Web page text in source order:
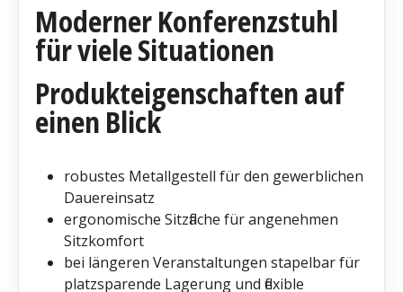
Moderner Konferenzstuhl
für viele Situationen
Produkteigenschaften auf
einen Blick
robustes Metallgestell für den gewerblichen
Dauereinsatz
ergonomische Sitzfläche für angenehmen
Sitzkomfort
bei längeren Veranstaltungen stapelbar für
platzsparende Lagerung und flexible